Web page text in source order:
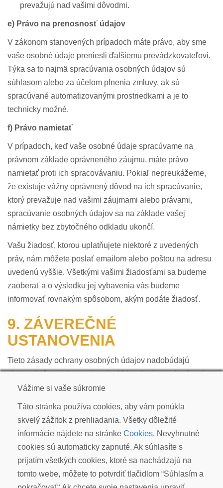
prevažujú nad vašimi dôvodmi.
e) Právo na prenosnosť údajov
V zákonom stanovených prípadoch máte právo, aby sme
vaše osobné údaje preniesli ďalšiemu prevádzkovateľovi.
Týka sa to najmä spracúvania osobných údajov sú
súhlasom alebo za účelom plnenia zmluvy, ak sú
spracúvané automatizovanými prostriedkami a je to
technicky možné.
f) Právo namietať
V prípadoch, keď vaše osobné údaje spracúvame na
právnom základe oprávneného záujmu, máte právo
namietať proti ich spracovávaniu. Pokiaľ nepreukážeme,
že existuje vážny oprávnený dôvod na ich spracúvanie,
ktorý prevažuje nad vašimi záujmami alebo právami,
spracúvanie osobných údajov sa na základe vašej
námietky bez zbytočného odkladu ukončí.
Vašu žiadosť, ktorou uplatňujete niektoré z uvedených
práv, nám môžete poslať emailom alebo poštou na adresu
uvedenú vyššie. Všetkými vašimi žiadosťami sa budeme
zaoberať a o výsledku jej vybavenia vás budeme
informovať rovnakým spôsobom, akým podáte žiadosť.
9. ZÁVEREČNÉ
USTANOVENIA
Tieto zásady ochrany osobných údajov nadobúdajú
platnosť dňom ich zverejnenia. Vyhradzujeme si právo tieto
zásady zmeniť, ak dôjde k zmene spracúvania osobných
KOI CARP SLOVAKIA s.r.o.
Kudlákova 7, ​841 01 Bratislava
info@koicarp.sk
Vážime si vaše súkromie
Táto stránka používa cookies, aby vám ponúkla
skvelý zážitok z prehliadania. Všetky dôležité
informácie nájdete na stránke Cookies. Nevyhnutné
cookies sú automaticky zapnuté. Ak súhlasíte s
prijatím všetkých cookies, ktoré sa nachádzajú na
tomto webe, môžete to potvrdiť tlačidlom “Súhlasím a